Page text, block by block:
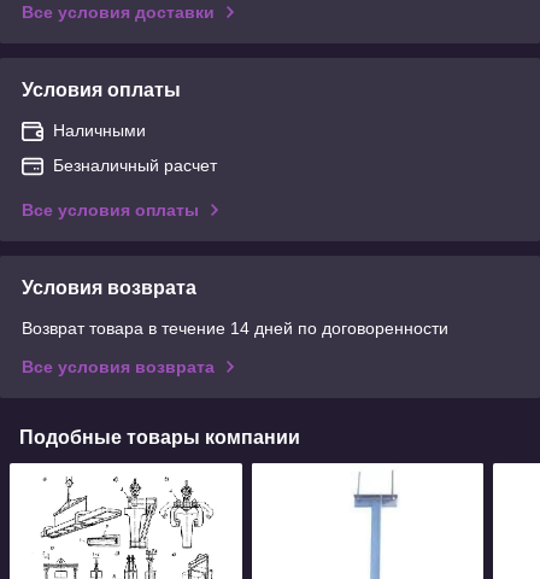
Все условия доставки
Условия оплаты
Наличными
Безналичный расчет
Все условия оплаты
Условия возврата
Возврат товара в течение 14 дней по договоренности
Все условия возврата
Подобные товары компании